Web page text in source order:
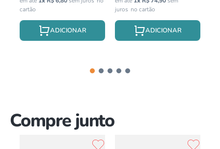
juros
Compre junto